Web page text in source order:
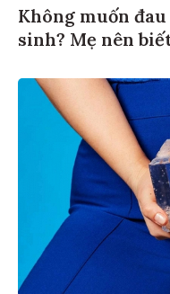
Không muốn đau
sinh? Mẹ nên